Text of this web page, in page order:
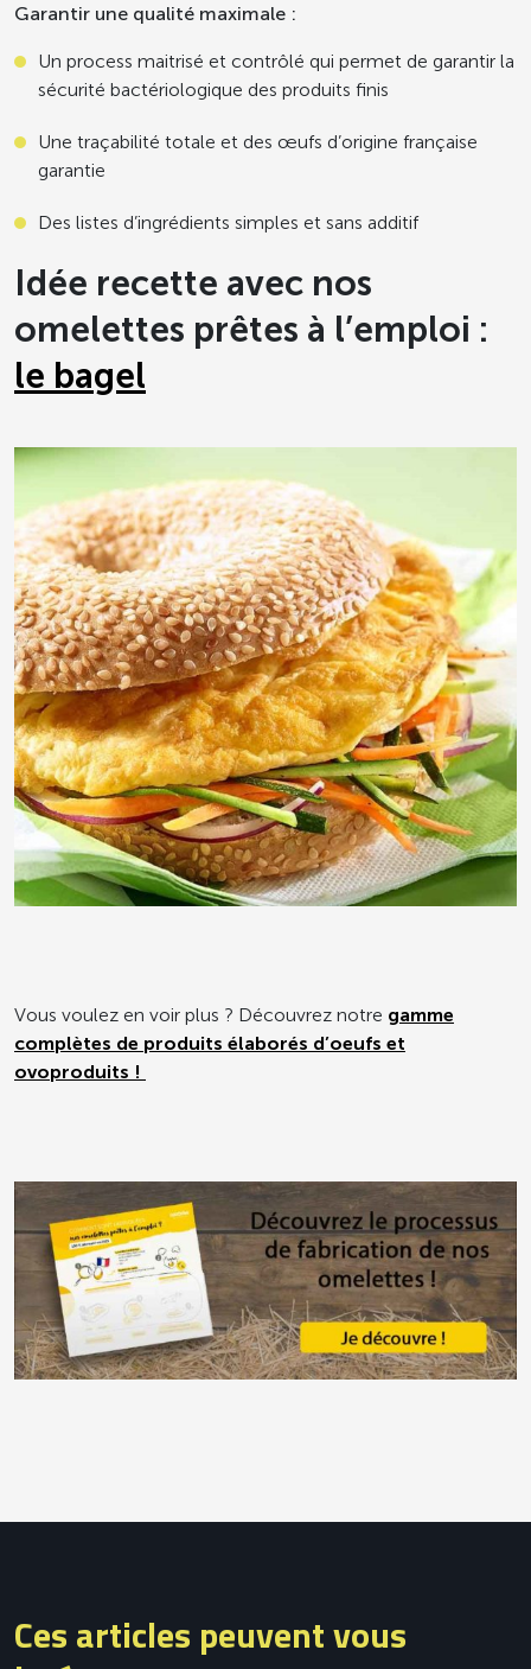
Garantir une qualité maximale :
Un process maitrisé et contrôlé qui permet de garantir la
sécurité bactériologique des produits finis
Une traçabilité totale et des œufs d’origine française
garantie
Des listes d’ingrédients simples et sans additif
Idée recette avec nos
omelettes prêtes à l’emploi :
le bagel
Vous voulez en voir plus ? Découvrez notre gamme
complètes de produits élaborés d’oeufs et
ovoproduits !
Ces articles peuvent vous